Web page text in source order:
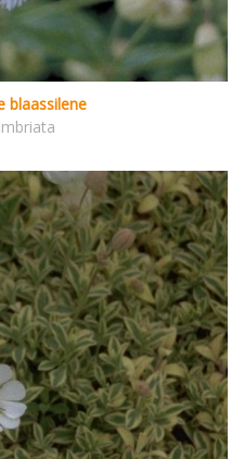
blaassilene